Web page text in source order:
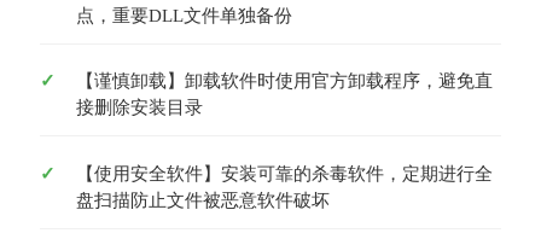
点，重要DLL文件单独备份
【谨慎卸载】卸载软件时使用官方卸载程序，避免直
接删除安装目录
【使用安全软件】安装可靠的杀毒软件，定期进行全
盘扫描防止文件被恶意软件破坏